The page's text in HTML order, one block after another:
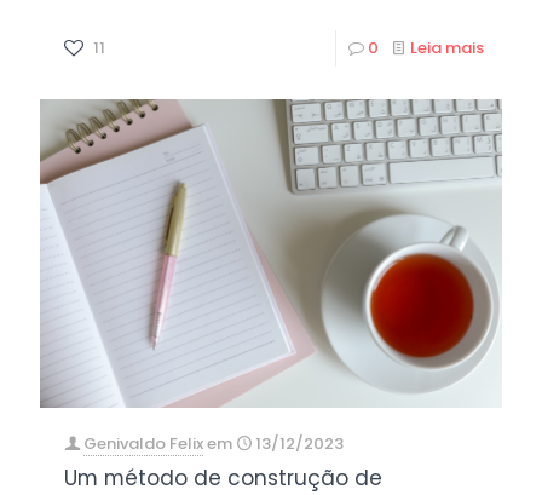
11 0 Leia mais
Genivaldo Felixem 13/12/2023
Um método de construção de